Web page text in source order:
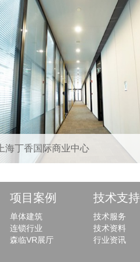
上海丁香国际商业中心
项目案例
单体建筑
连锁行业
森临VR展厅
技术支持
技术服务
技术资料
行业资讯